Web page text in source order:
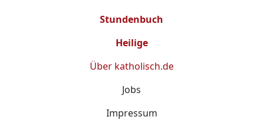
Stundenbuch
Heilige
Über katholisch.de
Jobs
Impressum